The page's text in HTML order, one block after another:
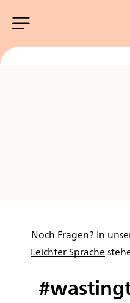
Noch Fragen? In
Leichter Sprache